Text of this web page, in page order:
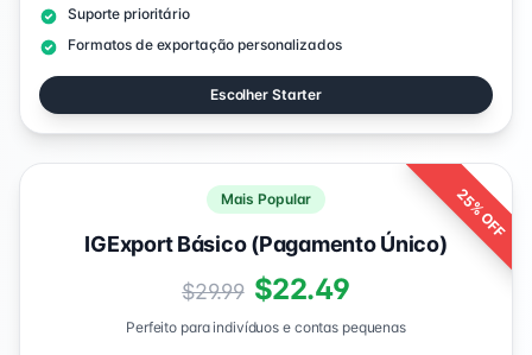
Suporte prioritário
Formatos de exportação personalizados
Escolher Starter
25% OFF
Mais Popular
IGExport Básico (Pagamento Único)
$29.99 $22.49
Perfeito para indivíduos e contas pequenas